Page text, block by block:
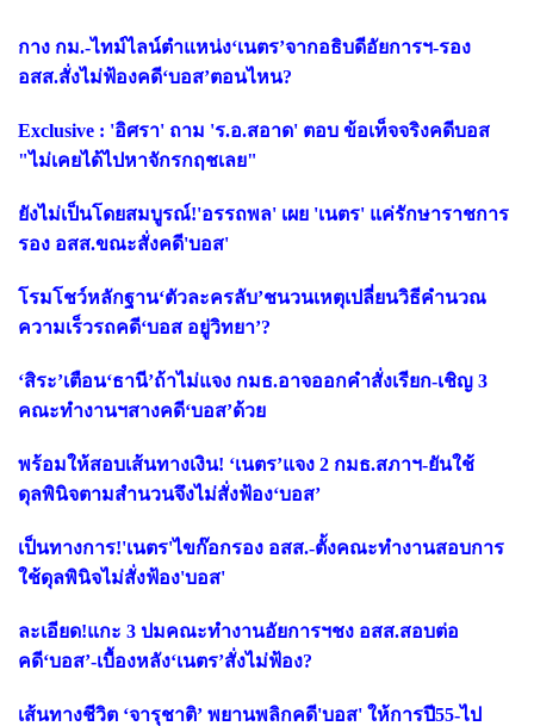
กาง กม.-ไทม์ไลน์ตำแหน่ง‘เนตร’จากอธิบดีอัยการฯ-รอง
อสส.สั่งไม่ฟ้องคดี‘บอส’ตอนไหน?
Exclusive : 'อิศรา' ถาม 'ร.อ.สอาด' ตอบ ข้อเท็จจริงคดีบอส
"ไม่เคยได้ไปหาจักรกฤชเลย"
ยังไม่เป็นโดยสมบูรณ์!'อรรถพล' เผย 'เนตร' แค่รักษาราชการ
รอง อสส.ขณะสั่งคดี'บอส'
โรมโชว์หลักฐาน‘ตัวละครลับ’ชนวนเหตุเปลี่ยนวิธีคำนวณ
ความเร็วรถคดี‘บอส อยู่วิทยา’?
‘สิระ’เตือน‘ธานี’ถ้าไม่แจง กมธ.อาจออกคำสั่งเรียก-เชิญ 3
คณะทำงานฯสางคดี‘บอส’ด้วย
พร้อมให้สอบเส้นทางเงิน! ‘เนตร’แจง 2 กมธ.สภาฯ-ยันใช้
ดุลพินิจตามสำนวนจึงไม่สั่งฟ้อง‘บอส’
เป็นทางการ!'เนตร'ไขก๊อกรอง อสส.-ตั้งคณะทำงานสอบการ
ใช้ดุลพินิจไม่สั่งฟ้อง'บอส'
ละเอียด!แกะ 3 ปมคณะทำงานอัยการฯชง อสส.สอบต่อ
คดี‘บอส’-เบื้องหลัง‘เนตร’สั่งไม่ฟ้อง?
เส้นทางชีวิต ‘จารุชาติ’ พยานพลิกคดี'บอส' ให้การปี55-ไป